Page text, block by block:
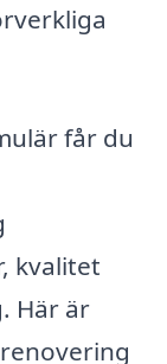
får du
kvalitet
Här är